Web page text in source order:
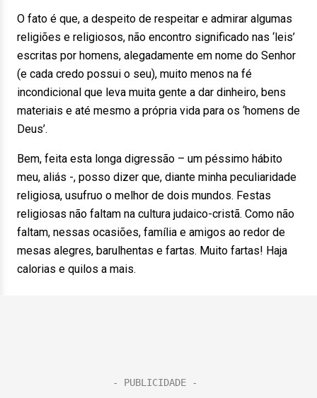
O fato é que, a despeito de respeitar e admirar algumas
religiões e religiosos, não encontro significado nas ‘leis’
escritas por homens, alegadamente em nome do Senhor
(e cada credo possui o seu), muito menos na fé
incondicional que leva muita gente a dar dinheiro, bens
materiais e até mesmo a própria vida para os ‘homens de
Deus’.
Bem, feita esta longa digressão – um péssimo hábito
meu, aliás -, posso dizer que, diante minha peculiaridade
religiosa, usufruo o melhor de dois mundos. Festas
religiosas não faltam na cultura judaico-cristã. Como não
faltam, nessas ocasiões, família e amigos ao redor de
mesas alegres, barulhentas e fartas. Muito fartas! Haja
calorias e quilos a mais.